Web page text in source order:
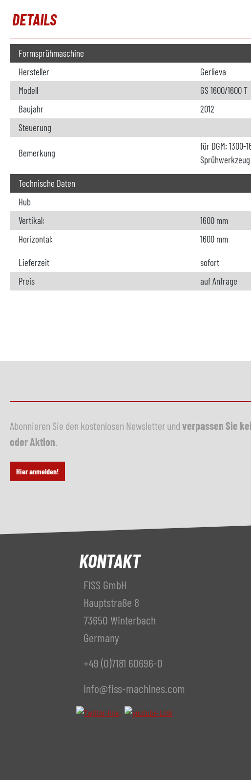
DETAILS
Formsprühmaschine
Hersteller
Gerlieva
Modell
GS 1600/1600 T
Baujahr
2012
Steuerung
Bemerkung
für DGM: 1300-
Technische Daten
Hub
Vertikal:
1600 mm
Horizontal:
1600 mm
Lieferzeit
sofort
Preis
auf Anfrage
Abonnieren Sie den kostenlosen Newsletter undverpassen Sie
oder Aktion
Hier anmelden!
KONTAKT
FISS GmbH
Hauptstraße 8
73650 Winterbach
Germany
+49 (0)7181 60696-0
info@fiss-machines.com